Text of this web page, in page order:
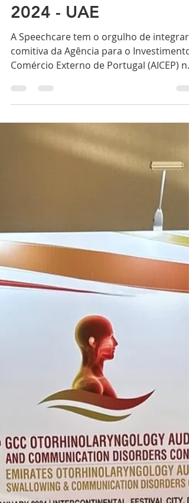
Saúde na Arab Health
2024 - UAE
A Speechcare tem o orgulho de integrar
comitiva da Agência para o Investimento
Comércio Externo de Portugal (AICEP) no
prestigiado...